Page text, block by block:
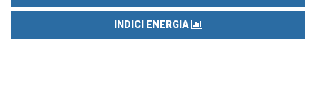
INDICI ENERGIA